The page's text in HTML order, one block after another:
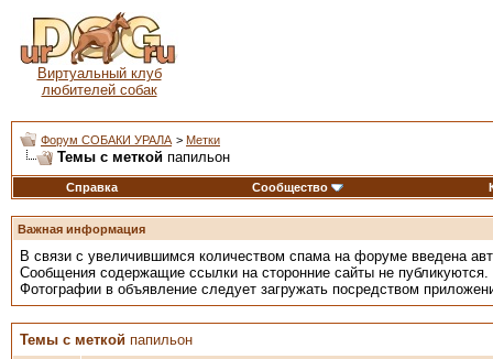
Виртуальный клуб
любителей собак
Форум СОБАКИ УРАЛА > Метки
Темы с меткой папильон
Справка Сообщество
Важная информация
В связи с увеличившимся количеством спама на форуме введена
Сообщения содержащие ссылки на сторонние сайты не публикуются.
Фотографии в объявление следует загружать посредством
Темы с меткой папильон